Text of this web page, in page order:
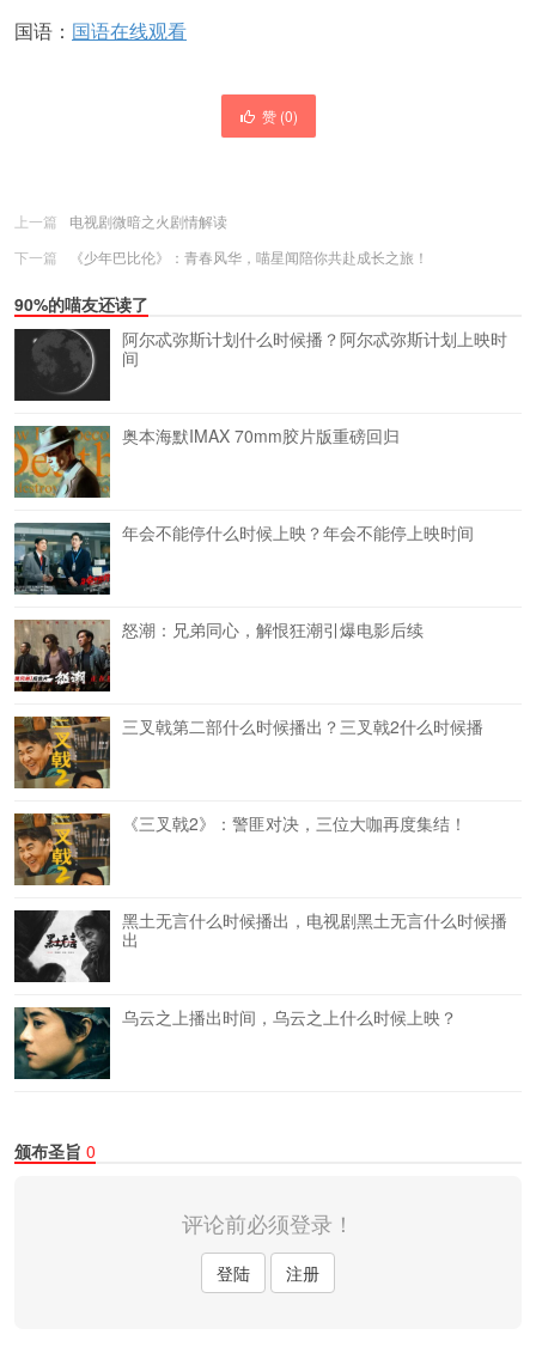
国语： 国语在线观看
赞 (0)
上一篇
电视剧微暗之火剧情解读
下一篇
《少年巴比伦》：青春风华，喵星闻陪你共赴成长之旅！
90%的喵友还读了
阿尔忒弥斯计划什么时候播？阿尔忒弥斯计划上映时
间
奥本海默IMAX 70mm胶片版重磅回归
年会不能停什么时候上映？年会不能停上映时间
怒潮：兄弟同心，解恨狂潮引爆电影后续
三叉戟第二部什么时候播出？三叉戟2什么时候播
《三叉戟2》：警匪对决，三位大咖再度集结！
黑土无言什么时候播出，电视剧黑土无言什么时候播
出
乌云之上播出时间，乌云之上什么时候上映？
颁布圣旨 0
评论前必须登录！
登陆 注册